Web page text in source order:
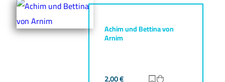
Achim und Bettina von
Arnim
2,00€